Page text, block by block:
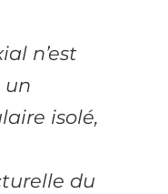
n’est
un
isolé,
du